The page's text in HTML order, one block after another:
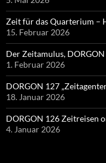
Zeit für das Quarterium –
15. Februar 2026
Der Zeitamulus,
1. Februar 2026
DORGON 127
18. Januar 2026
DORGON 126 Zeitreisen
4. Januar 2026